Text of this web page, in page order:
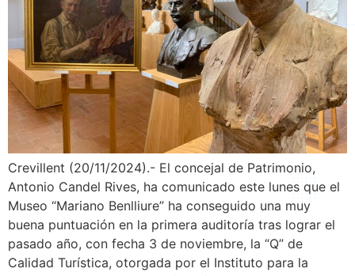
Crevillent (20/11/2024).- El concejal de Patrimonio,
Antonio Candel Rives, ha comunicado este lunes que el
Museo “Mariano Benlliure” ha conseguido una muy
buena puntuación en la primera auditoría tras lograr el
pasado año, con fecha 3 de noviembre, la “Q” de
Calidad Turística, otorgada por el Instituto para la